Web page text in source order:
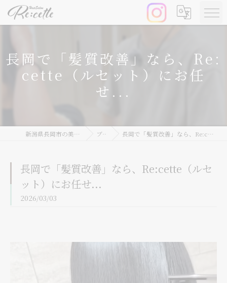
長岡で「髪質改善」なら、Re:
cette（ルセット）にお任
せ...
新潟県長岡市の美容院ならRe:cette ブログ 長岡で「髪質改善」なら、Re:cette（ルセット）にお任せ...
長岡で「髪質改善」なら、Re:cette（ルセ
ット）にお任せ...
2026/03/03